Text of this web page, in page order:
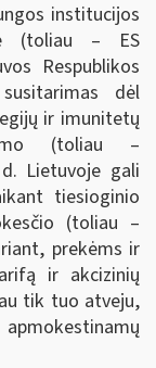
institucijos
(toliau – ES
Respublikos
dėl
ir imunitetų
(toliau –
Lietuvoje gali
tiesioginio
(toliau –
prekėms ir
ir akcizinių
tik tuo atveju,